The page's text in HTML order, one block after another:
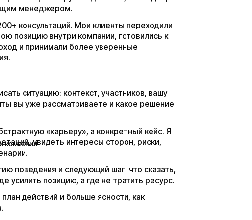
менеджером.
консультаций. Мои клиенты переходили
позицию внутри компании, готовились к
и принимали более уверенные
ситуацию: контекст, участников, вашу
вы уже рассматриваете и какое решение
«карьеру», а конкретный кейс. Я
увидеть интересы сторон, риски,
поведения и следующий шаг: что сказать,
усилить позицию, а где не тратить ресурс.
действий и больше ясности, как
компании